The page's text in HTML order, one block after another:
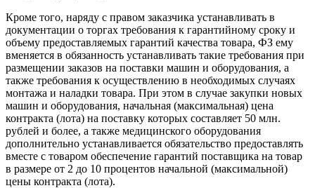
Кроме того, наряду с правом заказчика устанавливать в
документации о торгах требования к гарантийному сроку и
объему предоставляемых гарантий качества товара, ФЗ ему
вменяется в обязанность устанавливать такие требования при
размещении заказов на поставки машин и оборудования, а
также требования к осуществлению в необходимых случаях
монтажа и наладки товара. При этом в случае закупки новых
машин и оборудования, начальная (максимальная) цена
контракта (лота) на поставку которых составляет 50 млн.
рублей и более, а также медицинского оборудования
дополнительно устанавливается обязательство предоставлять
вместе с товаром обеспечение гарантий поставщика на товар
в размере от 2 до 10 процентов начальной (максимальной)
цены контракта (лота).